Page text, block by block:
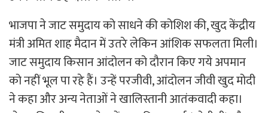
भाजपा ने जाट समुदाय को साधने की कोशिश की, खुद केंद्रीय
मंत्री अमित शाह मैदान में उतरे लेकिन आंशिक सफलता मिली।
जाट समुदाय किसान आंदोलन को दौरान किए गये अपमान
को नहीं भूल पा रहे हैं। उन्हें परजीवी, आंदोलन जीवी खुद मोदी
ने कहा और अन्य नेताओं ने खालिस्तानी आतंकवादी कहा।